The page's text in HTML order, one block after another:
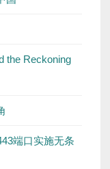
the Reckoning
端口实施无条